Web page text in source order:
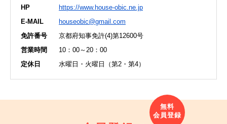
HP
https://www.house-obic.ne.jp
E-MAIL
houseobic@gmail.com
免許番号
京都府知事免許(4)第12600号
営業時間
10：00～20：00
定休日
水曜日・火曜日（第2・第4）